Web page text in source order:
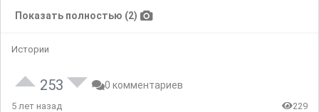
Показать полностью (2)
Истории
253 0 комментариев
5 лет назад 229